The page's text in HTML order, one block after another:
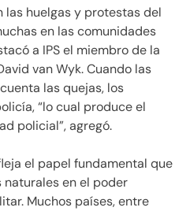
las huelgas y protestas del
en las comunidades
a IPS el miembro de la
van Wyk. Cuando las
las quejas, los
“lo cual produce el
policial”, agregó.
el papel fundamental que
en el poder
Muchos países, entre